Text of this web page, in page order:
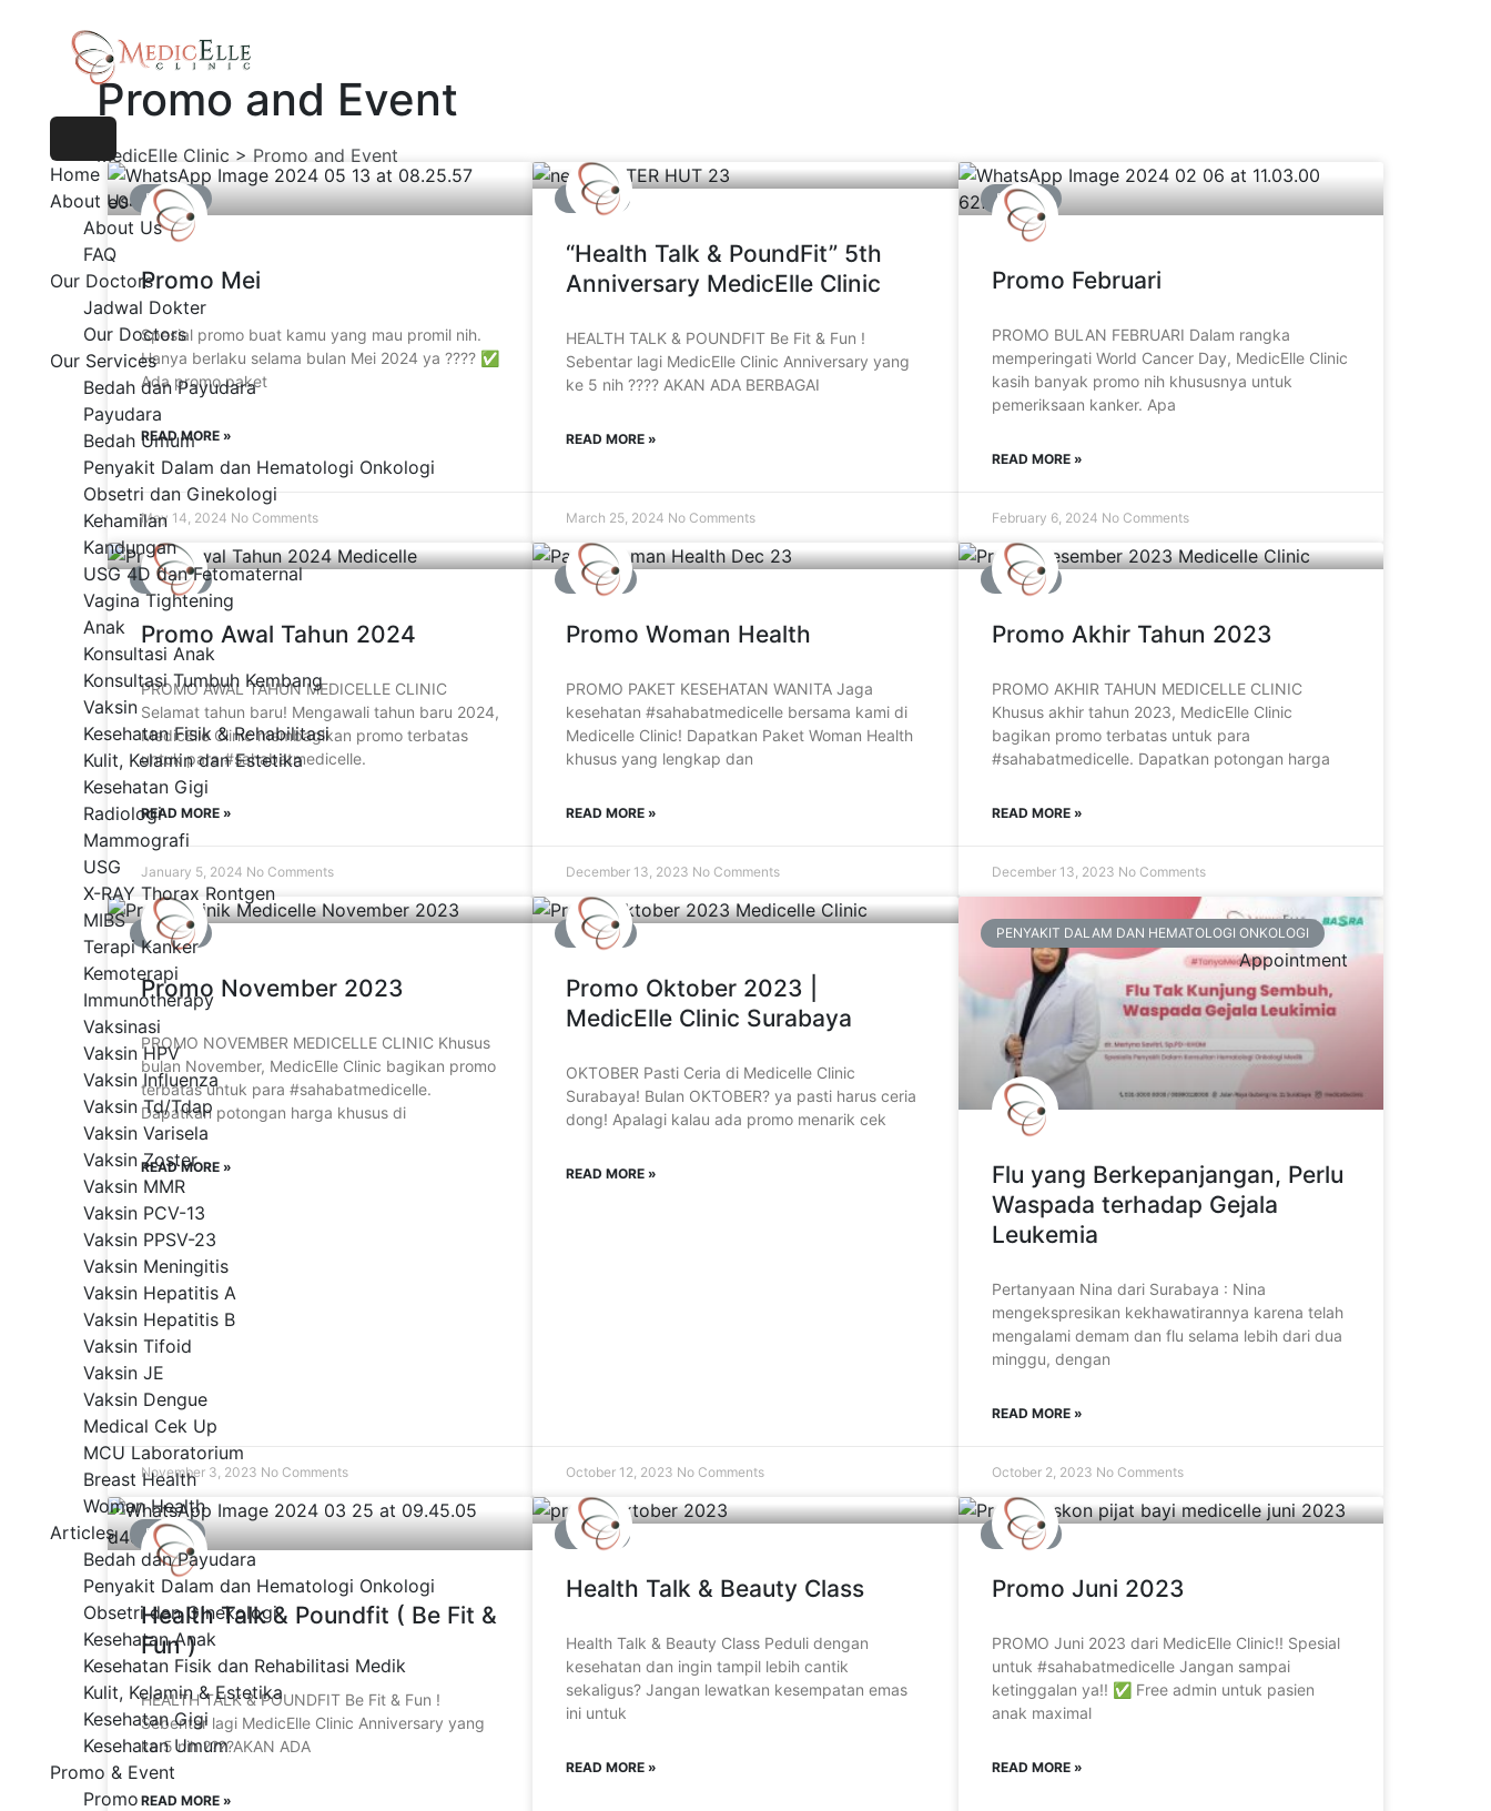
Home
About Us
About Us
FAQ
Our Doctors
Jadwal Dokter
Our Doctors
Our Services
Bedah dan Payudara
Payudara
Bedah Umum
Penyakit Dalam dan Hematologi Onkologi
Obsetri dan Ginekologi
Kehamilan
Kandungan
USG 4D dan Fetomaternal
Vagina Tightening
Anak
Konsultasi Anak
Konsultasi Tumbuh Kembang
Vaksin
Kesehatan Fisik & Rehabilitasi
Kulit, Kelamin dan Estetika
Kesehatan Gigi
Radiologi
Mammografi
USG
X-RAY Thorax Rontgen
MIBS
Terapi Kanker
Kemoterapi
Immunotherapy
Vaksinasi
Vaksin HPV
Vaksin Influenza
Vaksin Td/Tdap
Vaksin Varisela
Vaksin Zoster
Vaksin MMR
Vaksin PCV-13
Vaksin PPSV-23
Vaksin Meningitis
Vaksin Hepatitis A
Vaksin Hepatitis B
Vaksin Tifoid
Vaksin JE
Vaksin Dengue
Medical Cek Up
MCU Laboratorium
Breast Health
Woman Health
Articles
Bedah dan Payudara
Penyakit Dalam dan Hematologi Onkologi
Obsetri dan Ginekologi
Kesehatan Anak
Kesehatan Fisik dan Rehabilitasi Medik
Kulit, Kelamin & Estetika
Kesehatan Gigi
Kesehatan Umum
Promo & Event
Promo
Appointment
Promo and Event
MedicElle Clinic > Promo and Event
PROMO
Promo Mei
Spesial promo buat kamu yang mau promil nih.
Hanya berlaku selama bulan Mei 2024 ya ???? ✅
Ada promo paket
READ MORE »
May 14, 2024 No Comments
EVENT
“Health Talk & PoundFit” 5th
Anniversary MedicElle Clinic
HEALTH TALK & POUNDFIT Be Fit & Fun !
Sebentar lagi MedicElle Clinic Anniversary yang
ke 5 nih ???? AKAN ADA BERBAGAI
READ MORE »
March 25, 2024 No Comments
PROMO
Promo Februari
PROMO BULAN FEBRUARI Dalam rangka
memperingati World Cancer Day, MedicElle Clinic
kasih banyak promo nih khususnya untuk
pemeriksaan kanker. Apa
READ MORE »
February 6, 2024 No Comments
PROMO
Promo Awal Tahun 2024
PROMO AWAL TAHUN MEDICELLE CLINIC
Selamat tahun baru! Mengawali tahun baru 2024,
MedicElle Clinic membagikan promo terbatas
untuk para #sahabatmedicelle.
READ MORE »
January 5, 2024 No Comments
PROMO
Promo Woman Health
PROMO PAKET KESEHATAN WANITA Jaga
kesehatan #sahabatmedicelle bersama kami di
Medicelle Clinic! Dapatkan Paket Woman Health
khusus yang lengkap dan
READ MORE »
December 13, 2023 No Comments
PROMO
Promo Akhir Tahun 2023
PROMO AKHIR TAHUN MEDICELLE CLINIC
Khusus akhir tahun 2023, MedicElle Clinic
bagikan promo terbatas untuk para
#sahabatmedicelle. Dapatkan potongan harga
READ MORE »
December 13, 2023 No Comments
PROMO
Promo November 2023
PROMO NOVEMBER MEDICELLE CLINIC Khusus
bulan November, MedicElle Clinic bagikan promo
terbatas untuk para #sahabatmedicelle.
Dapatkan potongan harga khusus di
READ MORE »
November 3, 2023 No Comments
PROMO
Promo Oktober 2023 |
MedicElle Clinic Surabaya
OKTOBER Pasti Ceria di Medicelle Clinic
Surabaya! Bulan OKTOBER? ya pasti harus ceria
dong! Apalagi kalau ada promo menarik cek
READ MORE »
October 12, 2023 No Comments
PENYAKIT DALAM DAN HEMATOLOGI ONKOLOGI
Flu yang Berkepanjangan, Perlu
Waspada terhadap Gejala
Leukemia
Pertanyaan Nina dari Surabaya : Nina
mengekspresikan kekhawatirannya karena telah
mengalami demam dan flu selama lebih dari dua
minggu, dengan
READ MORE »
October 2, 2023 No Comments
EVENT
Health Talk & Poundfit ( Be Fit &
Fun )
HEALTH TALK & POUNDFIT Be Fit & Fun !
Sebentar lagi MedicElle Clinic Anniversary yang
ke 5 nih ????AKAN ADA
READ MORE »
EVENT
Health Talk & Beauty Class
Health Talk & Beauty Class Peduli dengan
kesehatan dan ingin tampil lebih cantik
sekaligus? Jangan lewatkan kesempatan emas
ini untuk
READ MORE »
PROMO
Promo Juni 2023
PROMO Juni 2023 dari MedicElle Clinic!! Spesial
untuk #sahabatmedicelle Jangan sampai
ketinggalan ya!! ✅ Free admin untuk pasien
anak maximal
READ MORE »